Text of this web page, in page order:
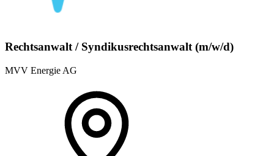
Rechtsanwalt / Syndikusrechtsanwalt (m/w/d)
MVV Energie AG